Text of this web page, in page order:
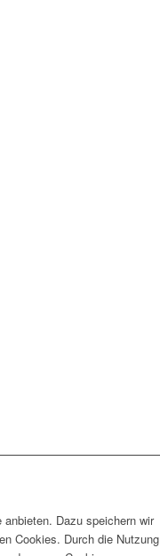
Dazu speichern wir
Cookies. Durch die Nutzung